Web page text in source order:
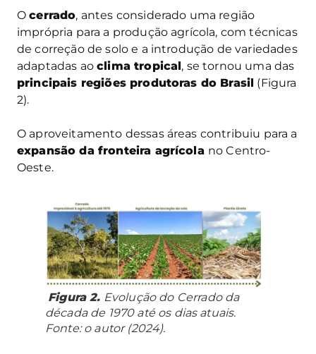
Ocerrado, antes considerado uma região
imprópria para a produção agrícola, com técnicas
de correção de solo e a introdução de variedades
adaptadas aoclima tropical, se tornou uma das
principais regiões produtoras do Brasil (Figura
2).
O aproveitamento dessas áreas contribuiu para a
expansão da fronteira agrícola no Centro-
Oeste.
Figura 2. Evolução do Cerrado da
década de 1970 até os dias atuais.
Fonte: o autor (2024).